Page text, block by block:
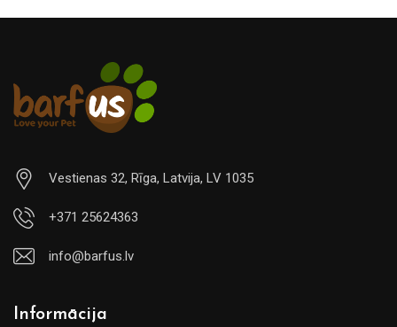
Vestienas 32, Rīga, Latvija, LV 1035
+371 25624363
info@barfus.lv
Informācija